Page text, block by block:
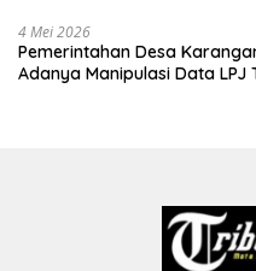
4 Mei 2026
Pemerintahan Desa
Adanya Manipulasi Data LPJ